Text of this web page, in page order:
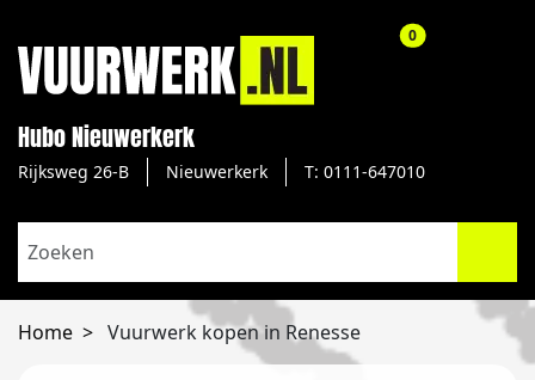
Hubo Nieuwerkerk
Rijksweg 26-B Nieuwerkerk T: 0111-647010
0aantal
Home Vuurwerk kopen in Renesse